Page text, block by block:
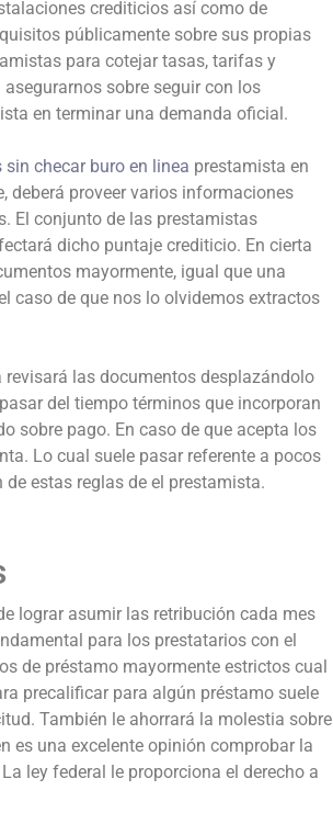
crediticios así­ como de
públicamente sobre sus propias
para cotejar tasas, tarifas y
sobre seguir con los
en terminar una demanda oficial.
sin checar buro en linea prestamista en
deberá proveer varios informaciones
El conjunto de las prestamistas
dicho puntaje crediticio. En cierta
mayormente, igual que una
caso de que nos lo olvidemos extractos
las documentos desplazándolo
del tiempo términos que incorporan
sobre pago. En caso de que acepta los
Lo cual suele pasar referente a pocos
estas reglas de el prestamista.
lograr asumir las retribución cada mes
para los prestatarios con el
de préstamo mayormente estrictos cual
precalificar para algún préstamo suele
También le ahorrará la molestia sobre
es una excelente opinión comprobar la
ley federal le proporciona el derecho a